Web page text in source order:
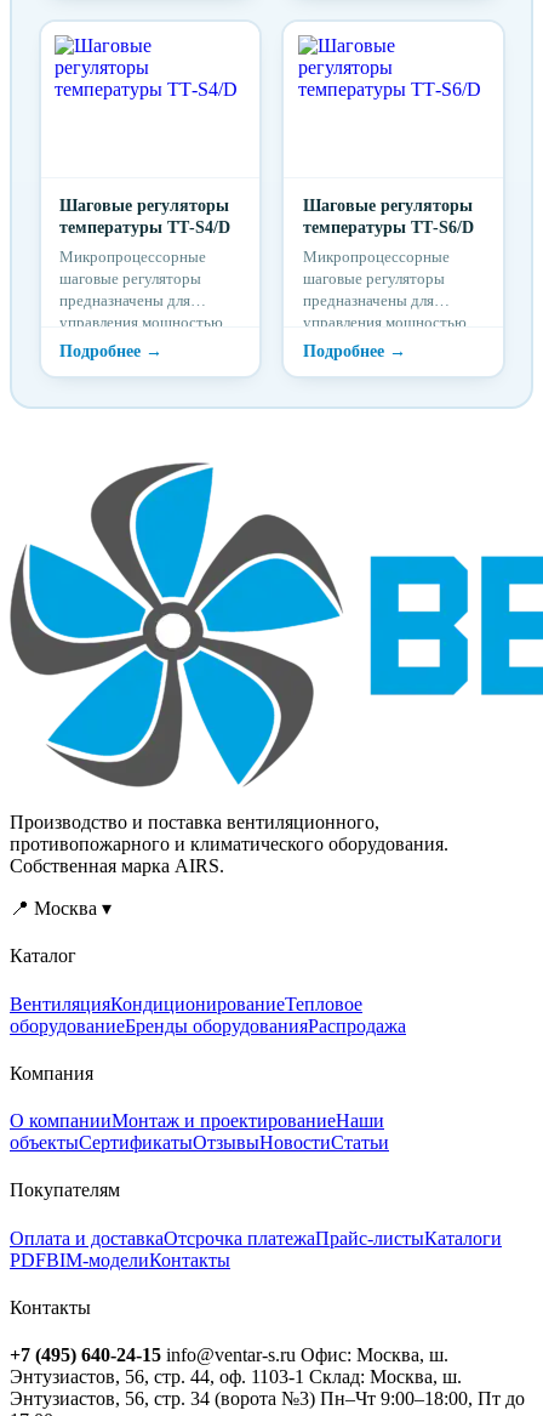
двухфазных
электрических
нагревателей.
Регулирование
нагревателя
(пропорциональное
регулирование по
времени).
электрических
нагревателей.
Шаговые регуляторы
температуры ТТ-S4/D
Микропроцессорные
шаговые регуляторы
предназначены для
управления мощностью
охлаждения и обогрева в
системах
вентиляции. Входным
поступающее от главного
регулятора (ТТС 25, ТТС
40F, Aqua или др.).
Шаговые регуляторы
температуры ТТ-S6/D
Микропроцессорные
шаговые регуляторы
предназначены для
управления мощностью
охлаждения и обогрева в
системах
вентиляции. Входным
Производство и поставка вентиляционного,
противопожарного и климатического оборудования.
Собственная марка AIRS.
📍 Москва ▾
Каталог
ВентиляцияКондиционированиеТепловое
оборудованиеБренды оборудованияРаспродажа
Компания
О компанииМонтаж и проектированиеНаши
объектыСертификатыОтзывыНовостиСтатьи
Покупателям
Оплата и доставкаОтсрочка платежаПрайс-листыКаталоги
PDFBIM-моделиКонтакты
Контакты
+7 (495) 640-24-15 info@ventar-s.ru Офис: Москва, ш.
Энтузиастов, 56, стр. 44, оф. 1103-1 Склад: Москва, ш.
Энтузиастов, 56, стр. 34 (ворота №3) Пн–Чт 9:00–18:00, Пт до